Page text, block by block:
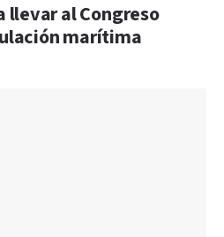
llevar al Congreso
marítima